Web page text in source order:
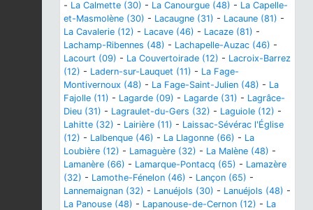
- La Calmette (30) - La Canourgue (48) - La Capelle-
et-Masmolène (30) - Lacaugne (31) - Lacaune (81) -
La Cavalerie (12) - Lacave (46) - Lacaze (81) -
Lachamp-Ribennes (48) - Lachapelle-Auzac (46) -
Lacourt (09) - La Couvertoirade (12) - Lacroix-Barrez
(12) - Ladern-sur-Lauquet (11) - La Fage-
Montivernoux (48) - La Fage-Saint-Julien (48) - La
Fajolle (11) - Lagarde (09) - Lagarde (31) - Lagrâce-
Dieu (31) - Lagraulet-du-Gers (32) - Laguiole (12) -
Lahitte (32) - Lairière (11) - Laissac-Sévérac l'Église
(12) - Lalbenque (46) - La Llagonne (66) - La
Loubière (12) - Lamaguère (32) - La Malène (48) -
Lamanère (66) - Lamarque-Pontacq (65) - Lamazère
(32) - Lamothe-Fénelon (46) - Lançon (65) -
Lannemaignan (32) - Lanuéjols (30) - Lanuéjols (48) -
La Panouse (48) - Lapanouse-de-Cernon (12) - La